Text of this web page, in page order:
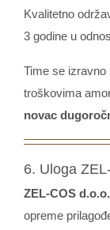
Kvalitetno
3 godine u
Time se
troškovima
novac
6. Uloga
ZEL-COS d.o.o.
opreme